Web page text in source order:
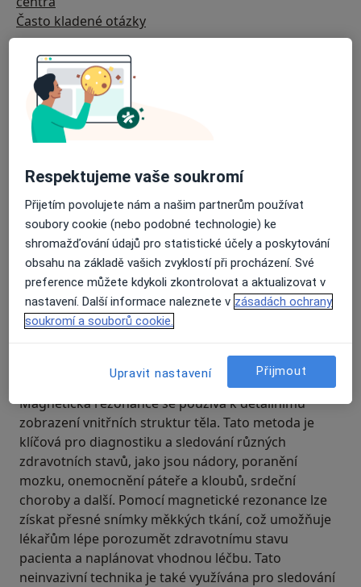
Často kladené otázky
používána?
Magnetická rezonance se používá k detailnímu
zobrazení vnitřních struktur těla. Tato metoda je
klíčová pro diagnostiku a sledování různých
zdravotních stavů, jako jsou nádory, poranění
mozku, onemocnění páteře a kloubů, srdeční
choroby a další. Pomocí magnetické rezonance lze
získat přesné snímky měkkých tkání, což umožňuje
lékařům lépe porozumět zdravotnímu stavu
pacienta a naplánovat vhodnou léčbu. Tato
neinvazivní technika je také využívána pro sledování
Respektujeme vaše soukromí
Přijetím povolujete nám a našim partnerům používat
soubory cookie (nebo podobné technologie) ke
shromažďování údajů pro statistické účely a poskytování
obsahu na základě vašich zvyklostí při procházení. Své
preference můžete kdykoli zkontrolovat a aktualizovat v
nastavení. Další informace naleznete v zásadách ochrany
soukromí a souborů cookie.
Upravit nastavení Přijmout